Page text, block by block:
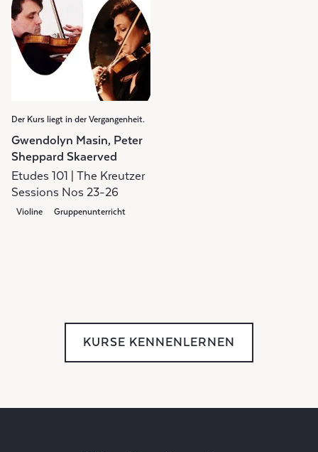
Der Kurs liegt in der Vergangenheit.
Gwendolyn Masin, Peter
Sheppard Skaerved
Etudes 101 | The Kreutzer
Sessions Nos 23-26
Violine Gruppenunterricht
KURSE KENNENLERNEN